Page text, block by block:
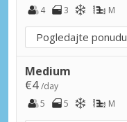
4
3 M
Pogledajte ponudu
Medium
€4/day
5
5 M